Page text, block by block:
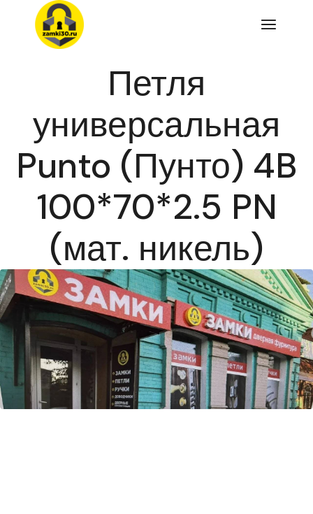
Перейти
содержимому
Петля
универсальная
Punto (Пунто) 4B
100*70*2.5 PN
(мат. никель)